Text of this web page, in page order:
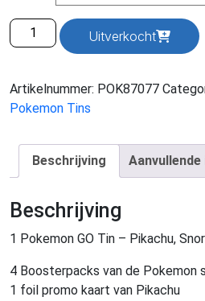
Pokemon
GO
aantal
Uitverkocht
Artikelnummer: POK87077
Pokemon Tins
Beschrijving
Beschrijving
1 Pokemon GO Tin – Pikachu,
4 Boosterpacks van de Pokemon
1 foil promo kaart van Pikachu